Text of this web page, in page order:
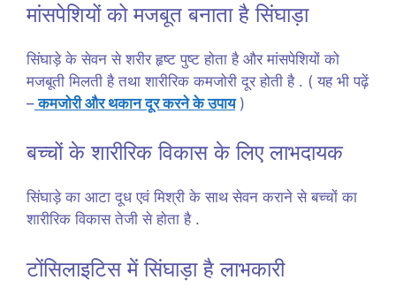
मांसपेशियों को मजबूत बनाता है सिंघाड़ा
सिंघाड़े के सेवन से शरीर हृष्ट पुष्ट होता है और मांसपेशियों को
मजबूती मिलती है तथा शारीरिक कमजोरी दूर होती है . ( यह भी पढ़ें
–कमजोरी और थकान दूर करने के उपाय)
बच्चों के शारीरिक विकास के लिए लाभदायक
सिंघाड़े का आटा दूध एवं मिश्री के साथ सेवन कराने से बच्चों का
शारीरिक विकास तेजी से होता है .
टोंसिलाइटिस में सिंघाड़ा है लाभकारी